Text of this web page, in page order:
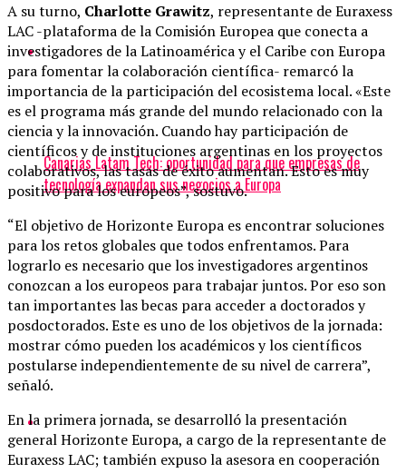
A su turno, Charlotte Grawitz, representante de Euraxess
LAC -plataforma de la Comisión Europea que conecta a
investigadores de la Latinoamérica y el Caribe con Europa
para fomentar la colaboración científica- remarcó la
importancia de la participación del ecosistema local. «Este
es el programa más grande del mundo relacionado con la
ciencia y la innovación. Cuando hay participación de
científicos y de instituciones argentinas en los proyectos
colaborativos, las tasas de éxito aumentan. Esto es muy
positivo para los europeos”, sostuvo.
“El objetivo de Horizonte Europa es encontrar soluciones
para los retos globales que todos enfrentamos. Para
lograrlo es necesario que los investigadores argentinos
conozcan a los europeos para trabajar juntos. Por eso son
tan importantes las becas para acceder a doctorados y
posdoctorados. Este es uno de los objetivos de la jornada:
mostrar cómo pueden los académicos y los científicos
postularse independientemente de su nivel de carrera”,
señaló.
En la primera jornada, se desarrolló la presentación
general Horizonte Europa, a cargo de la representante de
Euraxess LAC; también expuso la asesora en cooperación
Canarias Latam Tech: oportunidad para que empresas de
tecnología expandan sus negocios a Europa